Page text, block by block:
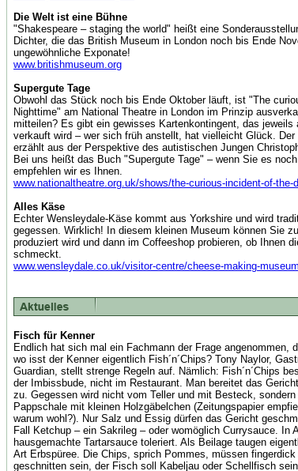
Die Welt ist eine Bühne
"Shakespeare – staging the world" heißt eine
Dichter, die das British Museum in London noch bis Ende
ungewöhnliche Exponate!
www.britishmuseum.org
Supergute Tage
Obwohl das Stück noch bis Ende Oktober läuft, ist "The
Nighttime" am National Theatre in London im Prinzip
mitteilen? Es gibt ein gewisses Kartenkontingent, das jeweils
verkauft wird – wer sich früh anstellt, hat vielleicht Glück. Der
erzählt aus der Perspektive des autistischen Jungen
Bei uns heißt das Buch "Supergute Tage" – wenn Sie es
empfehlen wir es Ihnen.
www.nationaltheatre.org.uk/shows/the-curious-incident-of-the-
Alles Käse
Echter Wensleydale-Käse kommt aus Yorkshire und wird
gegessen. Wirklich! In diesem kleinen Museum können Sie
produziert wird und dann im Coffeeshop probieren, ob Ihnen
schmeckt.
www.wensleydale.co.uk/visitor-centre/cheese-making-museum
Fisch für Kenner
Endlich hat sich mal ein Fachmann der Frage angenommen,
wo isst der Kenner eigentlich Fish´n´Chips? Tony Naylor,
Guardian, stellt strenge Regeln auf. Nämlich: Fish´n´Chips
der Imbissbude, nicht im Restaurant. Man bereitet das
zu. Gegessen wird nicht vom Teller und mit Besteck,
Pappschale mit kleinen Holzgäbelchen (Zeitungspapier
warum wohl?). Nur Salz und Essig dürfen das Gericht
Fall Ketchup – ein Sakrileg – oder womöglich Currysauce. In
hausgemachte Tartarsauce toleriert. Als Beilage taugen
Art Erbspüree. Die Chips, sprich Pommes, müssen
geschnitten sein, der Fisch soll Kabeljau oder Schellfisch